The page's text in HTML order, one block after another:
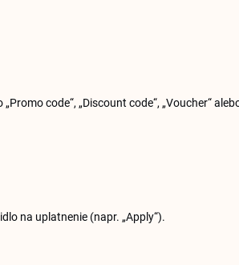
code“, „Discount code“, „Voucher“
na uplatnenie (napr. „Apply“).